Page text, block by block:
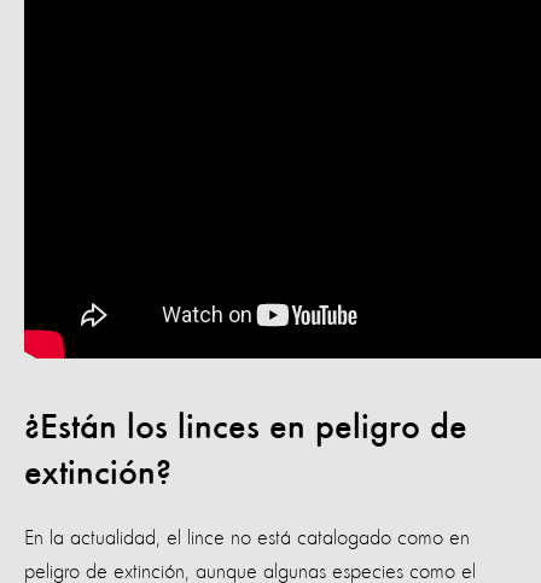
¿Están los linces en peligro de
extinción?
En la actualidad, el lince no está catalogado como en
peligro de extinción, aunque algunas especies como el